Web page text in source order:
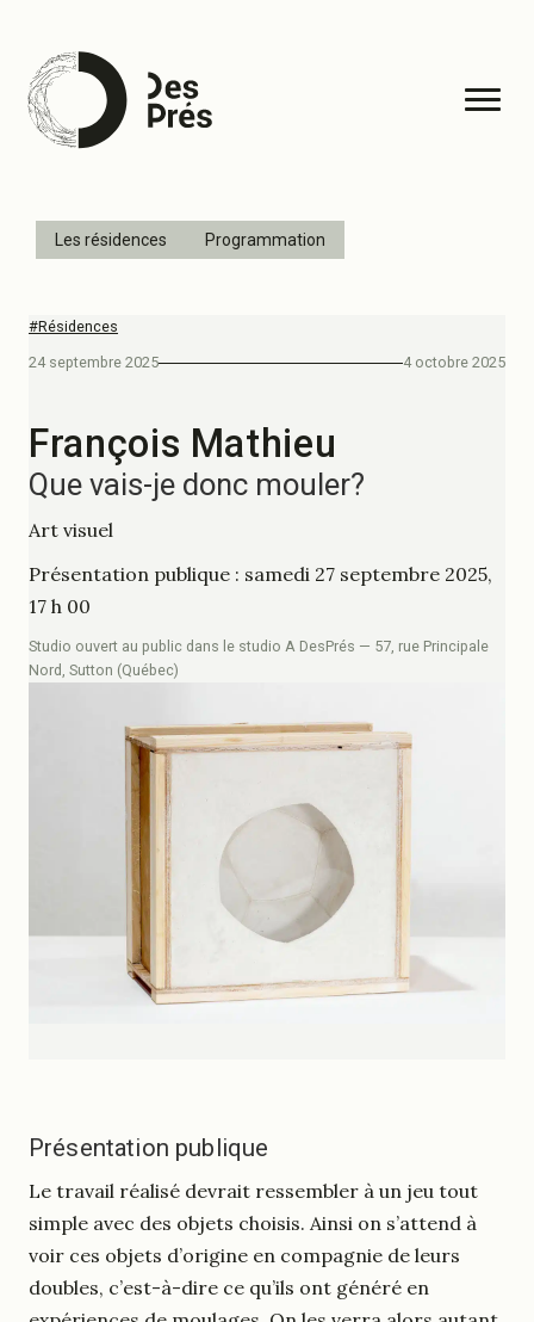
Les résidences Programmation
#Résidences
24 septembre 2025
4 octobre 2025
François Mathieu
Que vais-je donc mouler?
Art visuel
Présentation publique : samedi 27 septembre 2025,
17 h 00
Studio ouvert au public dans le studio A DesPrés — 57, rue Principale
Nord, Sutton (Québec)
Présentation publique
Le travail réalisé devrait ressembler à un jeu tout
simple avec des objets choisis. Ainsi on s’attend à
voir ces objets d’origine en compagnie de leurs
doubles, c’est-à-dire ce qu’ils ont généré en